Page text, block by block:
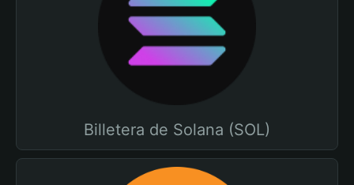
Billetera de Solana (SOL)